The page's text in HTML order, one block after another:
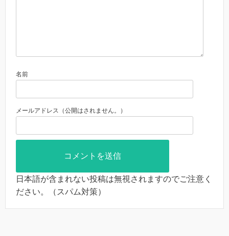
名前
メールアドレス（公開はされません。）
日本語が含まれない投稿は無視されますのでご注意く
ださい。（スパム対策）